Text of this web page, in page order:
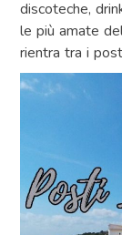
discoteche,
le più amate
rientra tra i